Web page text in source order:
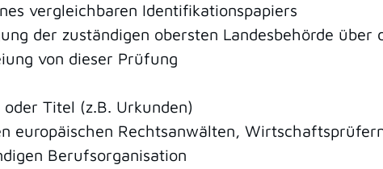
vergleichbaren Identifikationspapiers
der zuständigen obersten Landesbehörde über
von dieser Prüfung
Titel (z.B. Urkunden)
europäischen Rechtsanwälten,
Berufsorganisation